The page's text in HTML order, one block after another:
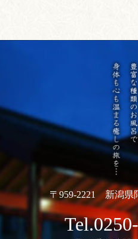
〒959-2221 新潟県